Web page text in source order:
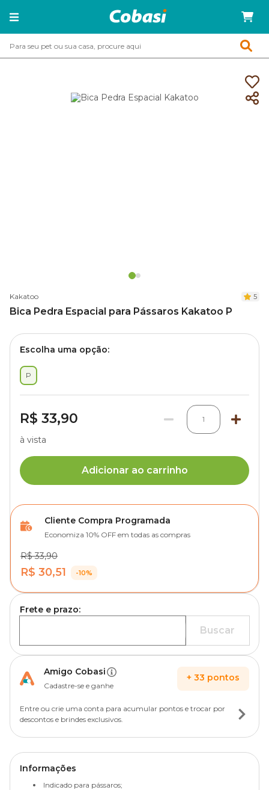
Kakatoo 5
Bica Pedra Espacial para Pássaros Kakatoo P
Escolha uma opção:
P
R$ 33,90 1
à vista
Adicionar ao carrinho
Cliente Compra Programada
Economiza 10% OFF em todas as compras
R$ 33,90
R$ 30,51 -10%
Frete e prazo:
Buscar
Amigo Cobasi
Cadastre-se e ganhe
+ 33 pontos
Entre ou crie uma conta para acumular pontos e trocar por
descontos e brindes exclusivos.
Informações
Indicado para pássaros;